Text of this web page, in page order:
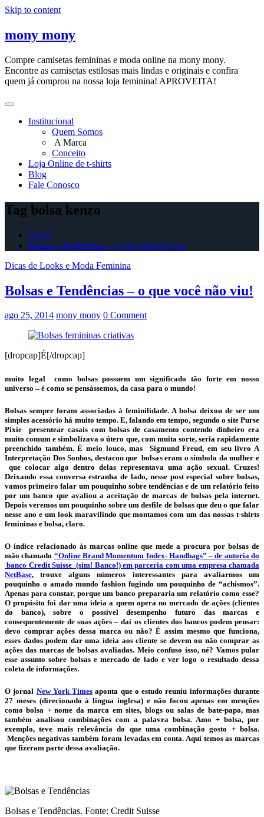
Skip to content
mony mony
Compre camisetas femininas e moda online na mony mony.
Encontre as camisetas estilosas mais lindas e originais e confira
quem já comprou na nossa loja feminina! APROVEITA!
Institucional
Quem Somos
A Marca
Conceito
Loja Online de t-shirts
Blog
Fale Conosco
Tag bolsa kenzo
Home
Bolsas e Tendências – o que você não viu!
Dicas de Looks e Moda Feminina
Bolsas e Tendências – o que você não viu!
ago 25, 2014 mony mony 0 Comment
[dropcap]É[/dropcap]
muito legal como bolsaspossuem um significado tão forte em nosso
universo – é como se pensássemos, da casa para o mundo!
Bolsas sempre foram associadas à feminilidade. A bolsa deixou de ser um
simples acessório há muito tempo. E, falando em tempo, segundo o site Purse
Pixie presentear casais com bolsasde casamento contendo dinheiro era
muito comum e simbolizava o útero que, com muita sorte, seria rapidamente
preenchido também. É meio louco, mas Sigmund Freud, em seu livro A
Interpretação Dos Sonhos, destacou que bolsas eram o símbolo da mulher e
que colocar algo dentro delas representava uma ação sexual. Cruzes!
Deixando essa conversa estranha de lado, nesse post especial sobre bolsas,
vamos primeiro falar um pouquinho sobre tendências e de um relatório feito
por um banco que avaliou a aceitação de marcas de bolsaspela internet.
Depois veremos um pouquinho sobre um desfile de bolsasque deu o que falar
nesse ano e um look maravilindo que montamos com um das nossas t-shirts
femininas e bolsa, claro.
O índice relacionado às marcas online que mede a procura por bolsas de
mão chamado “Online Brand Momentum Index- Handbags” – de autoria do
banco Credit Suisse (sim! Banco!) em parceria com uma empresa chamada
NetBase, trouxe alguns números interessantes para avaliarmos um
pouquinho o amado mundo fashion fugindo um pouquinho de “achismos”.
Apenas para constar, porque um banco prepararia um relatório como esse?
O propósito foi dar uma ideia a quem opera no mercado de ações (clientes
do banco), sobre o possível desempenho futuro das marcas e
consequentemente de suas ações – daí os clientes dos bancos podem pensar:
devo comprar ações dessa marca ou não? É assim mesmo que funciona,
esses dados podem dar uma ideia aos cliente se devem ou não comprar as
ações das marcas de bolsasavaliadas. Meio confuso isso, né? Vamos pular
esse assunto sobre bolsase mercado de lado e ver logo o resultado dessa
coleta de informações.
O jornal New York Times aponta que o estudo reuniu informações durante
27 meses (direcionado à língua inglesa) e não focou apenas em menções
como bolsa + nome da marca em sites, blogs ou salas de bate-papo, mas
também analisou combinações com a palavra bolsa. Amo + bolsa, por
exemplo, teve mais relevância do que uma combinação gosto + bolsa.
Menções negativas também foram levadas em conta. Aqui temos as marcas
que fizeram parte dessa avaliação.
Bolsas e Tendências. Fonte: Credit Suisse